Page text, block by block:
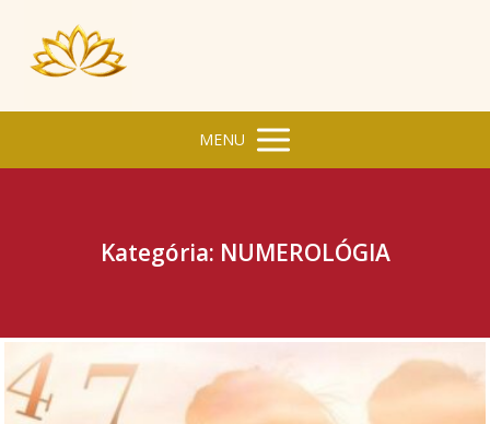
MENU
Kategória: NUMEROLÓGIA